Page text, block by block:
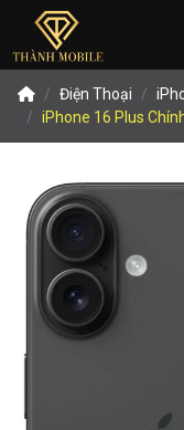
Điện Thoại
iPhone 16 Plus